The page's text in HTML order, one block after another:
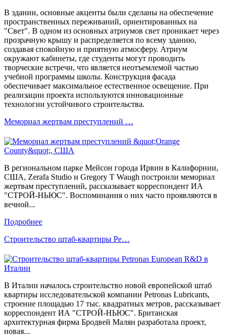
В здании, основные акценты были сделаны на обеспечение
пространственных переживаний, ориентированных на
"Свет". В одном из основных атриумов свет проникает через
прозрачную крышу и распределяется по всему зданию,
создавая спокойную и приятную атмосферу. Атриум
окружают кабинеты, где студенты могут проводить
творческие встречи, что является неотъемлемой частью
учебной программы школы. Конструкция фасада
обеспечивает максимальное естественное освещение. При
реализации проекта используются инновационные
технологии устойчивого строительства.
Мемориал жертвам преступлений …
В региональном парке Мейсон города Ирвин в Калифорнии,
США, Zerafa Studio и Gregory T Waugh построили мемориал
жертвам преступлений, рассказывает корреспондент ИА
"СТРОЙ-НЬЮС". Воспоминания о них часто проявляются в
вечной...
Подробнее
Строительство штаб-квартиры Pe…
В Италии началось строительство новой европейской штаб
квартиры исследовательской компании Petronas Lubricants,
строение площадью 17 тыс. квадратных метров, рассказывает
корреспондент ИА "СТРОЙ-НЬЮС". Британская
архитектурная фирма Бродвей Малян разработала проект,
новая...